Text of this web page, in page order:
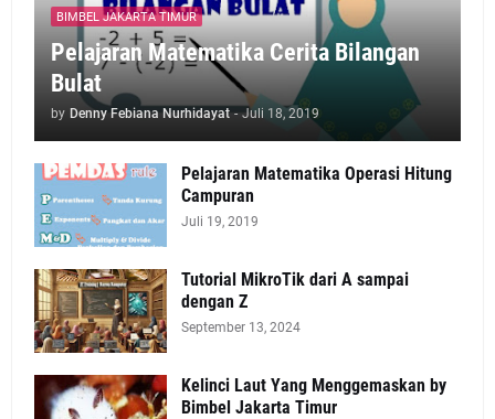
BIMBEL JAKARTA TIMUR
Pelajaran Matematika Cerita Bilangan
Bulat
by Denny Febiana Nurhidayat - Juli 18, 2019
Pelajaran Matematika Operasi Hitung
Campuran
Juli 19, 2019
Tutorial MikroTik dari A sampai
dengan Z
September 13, 2024
Kelinci Laut Yang Menggemaskan by
Bimbel Jakarta Timur